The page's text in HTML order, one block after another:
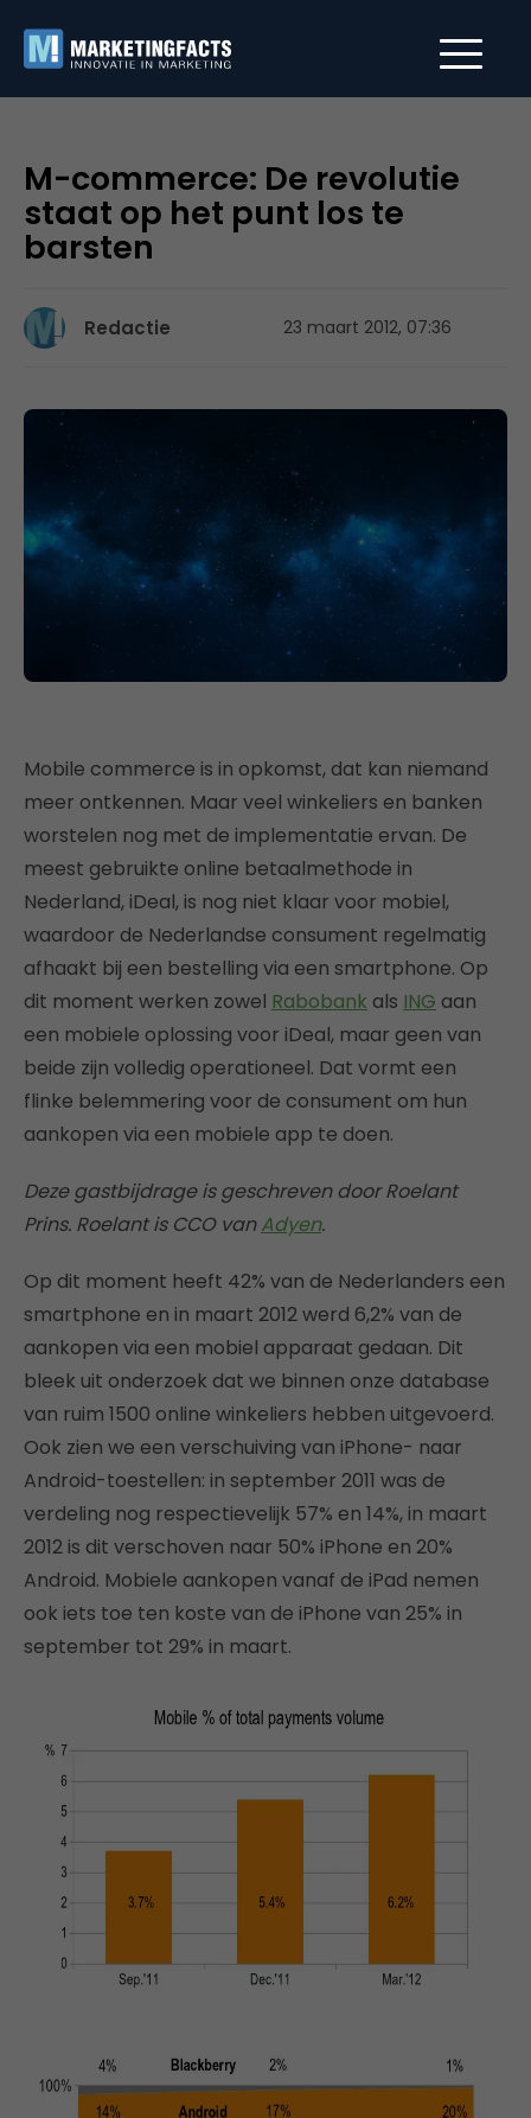
M-commerce: De revolutie
staat op het punt los te
barsten
Redactie 23 maart 2012, 07:36
Mobile commerce is in opkomst, dat kan niemand
meer ontkennen. Maar veel winkeliers en banken
worstelen nog met de implementatie ervan. De
meest gebruikte online betaalmethode in
Nederland, iDeal, is nog niet klaar voor mobiel,
waardoor de Nederlandse consument regelmatig
afhaakt bij een bestelling via een smartphone. Op
dit moment werken zowel Rabobank als ING aan
een mobiele oplossing voor iDeal, maar geen van
beide zijn volledig operationeel. Dat vormt een
flinke belemmering voor de consument om hun
aankopen via een mobiele app te doen.
Deze gastbijdrage is geschreven door Roelant
Prins. Roelant is CCO vanAdyen.
Op dit moment heeft 42% van de Nederlanders een
smartphone en in maart 2012 werd 6,2% van de
aankopen via een mobiel apparaat gedaan. Dit
bleek uit onderzoek dat we binnen onze database
van ruim 1500 online winkeliers hebben uitgevoerd.
Ook zien we een verschuiving van iPhone- naar
Android-toestellen: in september 2011 was de
verdeling nog respectievelijk 57% en 14%, in maart
2012 is dit verschoven naar 50% iPhone en 20%
Android. Mobiele aankopen vanaf de iPad nemen
ook iets toe ten koste van de iPhone van 25% in
september tot 29% in maart.